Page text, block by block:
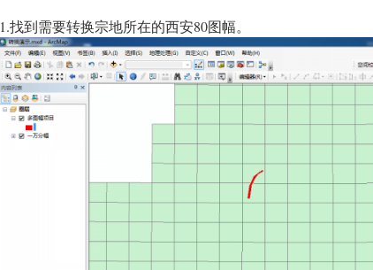
1.找到需要转换宗地所在的西安80图幅。